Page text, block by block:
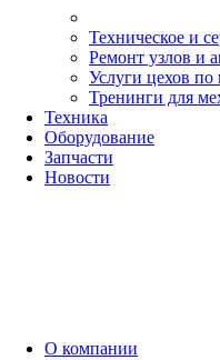
Техническое и
Ремонт узлов и
Услуги цехов по
Тренинги для
Техника
Оборудование
Запчасти
Новости
О компании